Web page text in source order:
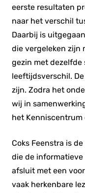
eerste resultaten
naar het verschil
Daarbij is
die vergeleken zijn
gezin met dezelfde
leeftijdsverschil.
zijn. Zodra het
wij in
het Kenniscentrum
Coks Feenstra is
die de
afsluit met een
vaak herkenbare